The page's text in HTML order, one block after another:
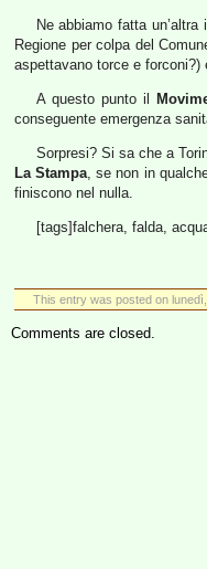
Ne abbiamo fatta
Regione per colpa del
aspettavano torce e forconi?)
A questo punto il
conseguente emergenza
Sorpresi? Si sa che a
La Stampa, se non in
finiscono nel nulla.
[tags]falchera, falda,
This entry was posted on
Comments are closed.